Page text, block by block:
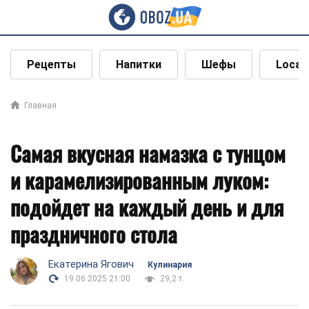
Рецепты Напитки Шефы Local
Главная
Самая вкусная намазка с тунцом
и карамелизированным луком:
подойдет на каждый день и для
праздничного стола
Екатерина Ягович
Кулинария
19.06.2025 21:00
29,2 т.